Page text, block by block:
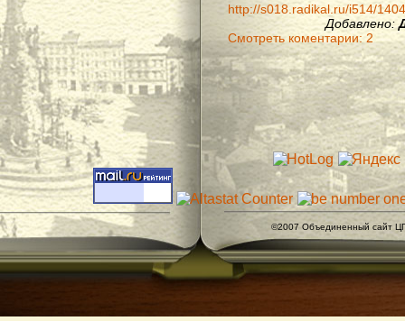
http://s018.radikal.ru/i514/
Добавлено:
Смотреть коментарии: 2
©2007 Объединенный сайт